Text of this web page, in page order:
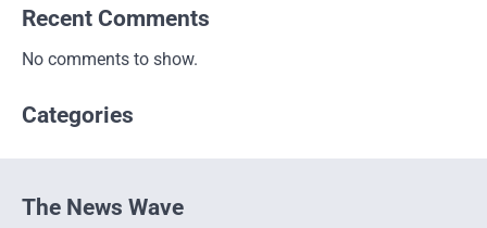
Recent Comments
No comments to show.
Categories
The News Wave